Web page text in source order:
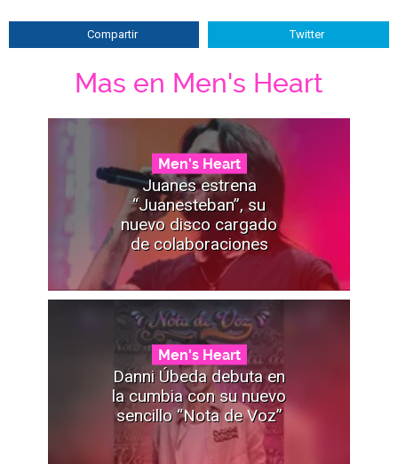
Compartir Twitter
Mas en Men's Heart
Men's Heart
Juanes estrena
“Juanesteban”, su
nuevo disco cargado
de colaboraciones
Men's Heart
Danni Úbeda debuta en
la cumbia con su nuevo
sencillo “Nota de Voz”